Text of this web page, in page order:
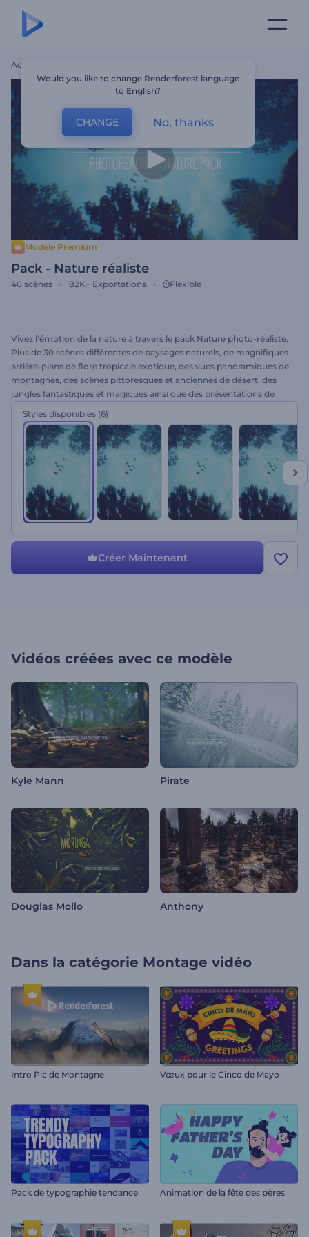
Accueil
Modèle Premium
Pack - Nature réaliste
40 scènes 82K+ Exportations Flexible
Vivez l'émotion de la nature à travers le pack Nature photo-réaliste.
Plus de 30 scènes différentes de paysages naturels, de magnifiques
arrière-plans de flore tropicale exotique, des vues panoramiques de
montagnes, des scènes pittoresques et anciennes de désert, des
jungles fantastiques et magiques ainsi que des présentations de
atmosphère de nature en 3D et ses effets sonores séduisants, ce
modèle est une solution idéale pour les ouvertures de films, les
intros et les outros pour des présentations réalistes sur l'écologie, la
nature ou bien la biologie. Essayez-le dès aujourd'hui, restez en
contact avec la nature !
Styles disponibles (6)
Créer Maintenant
Vidéos créées avec ce modèle
Kyle Mann Pirate
Douglas Mollo Anthony
Dans la catégorie Montage vidéo
Intro Pic de Montagne Vœux pour le Cinco de Mayo
Pack de typographie tendance Animation de la fête des pères
Would you like to change Renderforest language
to English?
CHANGE No, thanks